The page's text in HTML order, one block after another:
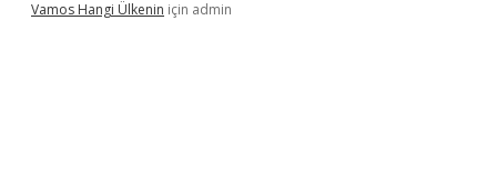
Vamos Hangi Ülkenin için admin